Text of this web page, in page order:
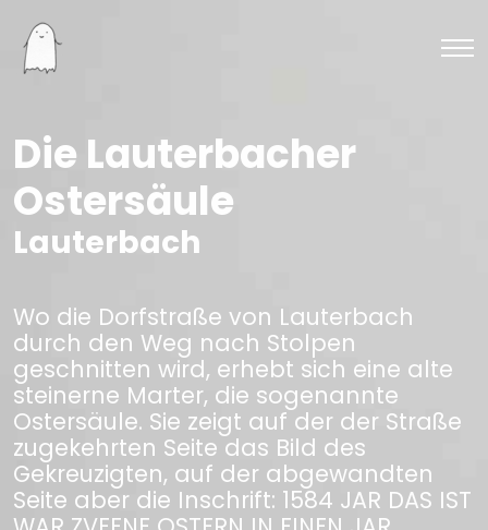
Die Lauterbacher
Ostersäule
Lauterbach
Wo die Dorfstraße von Lauterbach
durch den Weg nach Stolpen
geschnitten wird, erhebt sich eine alte
steinerne Marter, die sogenannte
Ostersäule. Sie zeigt auf der der Straße
zugekehrten Seite das Bild des
Gekreuzigten, auf der abgewandten
Seite aber die Inschrift: 1584 JAR DAS IST